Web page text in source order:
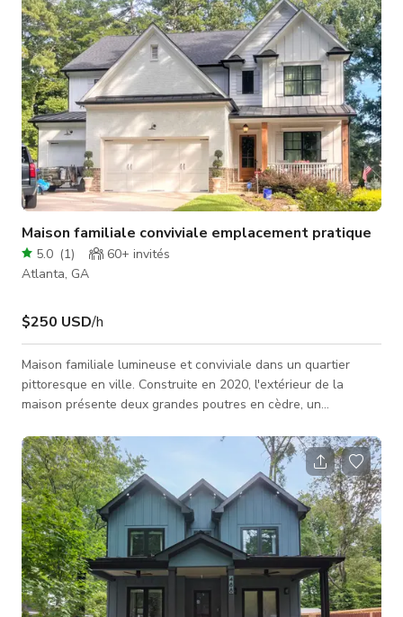
bureau d'écriture. Salon ave
Maison familiale conviviale emplacement pratique
5.0 (1) 60+ invités
Atlanta, GA
$250 USD/h
Maison familiale lumineuse et conviviale dans un quartier
pittoresque en ville. Construite en 2020, l'extérieur de la
maison présente deux grandes poutres en cèdre, un
dans un rez-de-chaussée à concept ouvert, avec une cuisine
blanche lumineuse, des plans de travail en quartz blanc et
des appareils en acier inoxydable. Le salon blanc ouvert
présente des poutres en cèdre apparentes et une cheminée à
gaz en brique. Il y a aussi u